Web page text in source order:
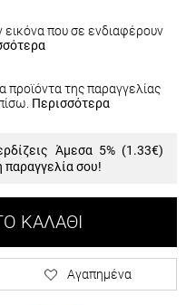
εικόνα που σε ενδιαφέρουν
προϊόντα της παραγγελίας
Περισσότερα
Άμεσα 5% (1.33€)
σου!
ΚΑΛΆΘΙ
Αγαπημένα